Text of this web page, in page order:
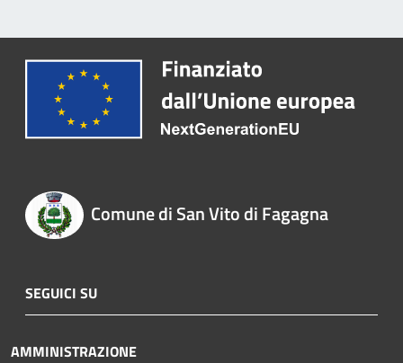
Comune di San Vito di Fagagna
SEGUICI SU
AMMINISTRAZIONE